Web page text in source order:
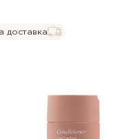
Бальзами та креми для
доставка